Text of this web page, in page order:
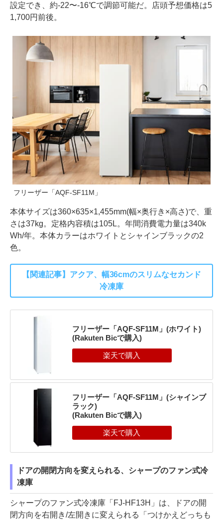
設定でき、約-22〜-16℃で調節可能だ。店頭予想価格は5
1,700円前後。
フリーザー「AQF-SF11M」
本体サイズは360×635×1,455mm(幅×奥行き×高さ)で、重
さは37kg。定格内容積は105L。年間消費電力量は340k
Wh/年。本体カラーはホワイトとシャインブラックの2
色。
【関連記事】アクア、幅36cmのスリムなセカンド
冷凍庫
フリーザー「AQF-SF11M」(ホワイト)
(Rakuten Bicで購入)
フリーザー「AQF-SF11M」(シャインブ
ラック)
(Rakuten Bicで購入)
ドアの開閉方向を変えられる、シャープのファン式冷
凍庫
シャープのファン式冷凍庫「FJ-HF13H」は、ドアの開
閉方向を右開き/左開きに変えられる「つけかえどっちも